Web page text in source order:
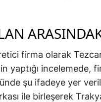
firma olarak
yaptığı incelemede,
şu ifadeye yer
ile birleşerek